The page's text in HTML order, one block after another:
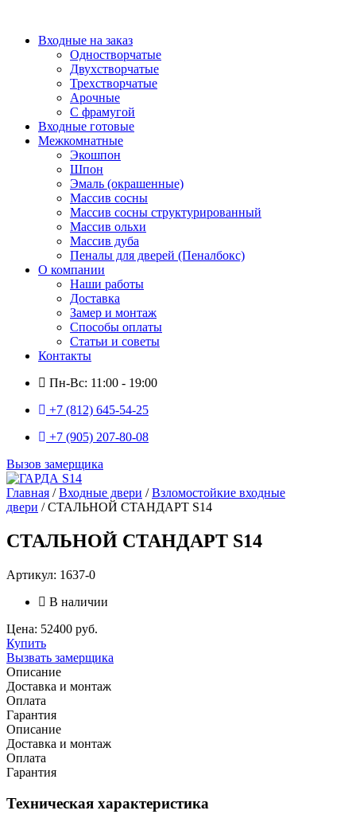
содержимому
Входные на заказ
Одностворчатые
Двухстворчатые
Трехстворчатые
Арочные
С фрамугой
Входные готовые
Межкомнатные
Экошпон
Шпон
Эмаль (окрашенные)
Массив сосны
Массив сосны структурированный
Массив ольхи
Массив дуба
Пеналы для дверей (Пеналбокс)
О компании
Наши работы
Доставка
Замер и монтаж
Способы оплаты
Статьи и советы
Контакты
Пн-Вс: 11:00 - 19:00
+7 (812) 645-54-25
+7 (905) 207-80-08
Вызов замерщика
Главная /Входные двери /Взломостойкие входные
двери / СТАЛЬНОЙ СТАНДАРТ S14
СТАЛЬНОЙ СТАНДАРТ S14
Артикул: 1637-0
В наличии
Цена: 52400 руб.
Купить
Вызвать замерщика
Описание
Доставка и монтаж
Оплата
Гарантия
Описание
Доставка и монтаж
Оплата
Гарантия
Техническая характеристика